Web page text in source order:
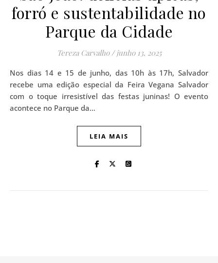
forró e sustentabilidade no
Parque da Cidade
Tereza Carvalho / junho 13, 2025
Nos dias 14 e 15 de junho, das 10h às 17h, Salvador
recebe uma edição especial da Feira Vegana Salvador
com o toque irresistível das festas juninas! O evento
acontece no Parque da…
LEIA MAIS